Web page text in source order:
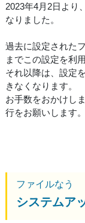
2023年4月2日より
なりました。
過去に設定された
までこの設定を利
それ以降は、設定
きなくなります。
お手数をおかけし
行をお願いします。
ファイルなう
システムア